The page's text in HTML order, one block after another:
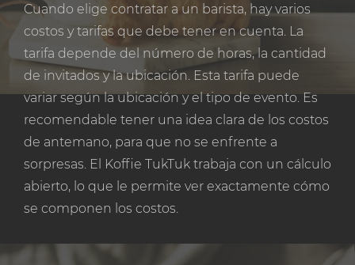
Cuando elige contratar a un barista, hay varios
costos y tarifas que debe tener en cuenta. La
tarifa depende del número de horas, la cantidad
de invitados y la ubicación. Esta tarifa puede
variar según la ubicación y el tipo de evento. Es
recomendable tener una idea clara de los costos
de antemano, para que no se enfrente a
sorpresas. El Koffie TukTuk trabaja con un cálculo
abierto, lo que le permite ver exactamente cómo
se componen los costos.